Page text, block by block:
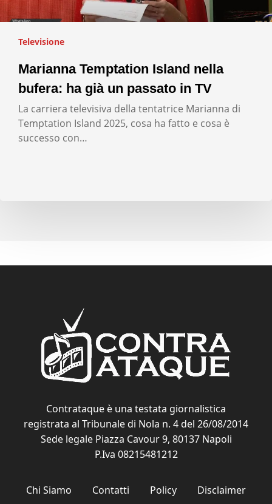
Televisione
Marianna Temptation Island nella
bufera: ha già un passato in TV
La carriera televisiva della tentatrice Marianna di
Temptation Island 2025, cosa ha fatto e cosa è
successo con…
Contrataque è una testata giornalistica
registrata al Tribunale di Nola n. 4 del 26/08/2014
Sede legale Piazza Cavour 9, 80137 Napoli
P.Iva 08215481212
Chi Siamo Contatti Policy
Disclaimer